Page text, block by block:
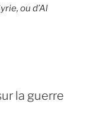
ou d’Al
la guerre